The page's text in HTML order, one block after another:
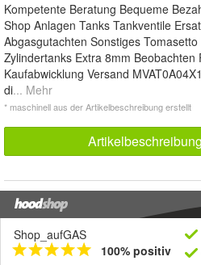
Kompetente Beratung Bequeme
Shop Anlagen Tanks Tankventile
Abgasgutachten Sonstiges
Zylindertanks Extra 8mm
Kaufabwicklung Versand
di... Mehr
* maschinell aus der Artikelbeschreibung erstellt
Shop_aufGAS
100% positiv